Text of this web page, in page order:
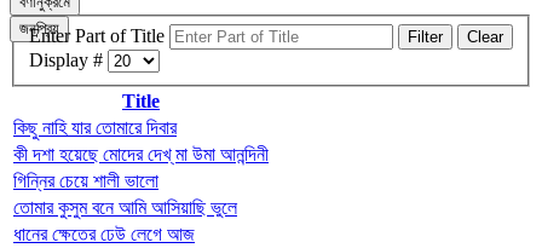
জনপ্রিয়
Enter Part of Title Filter Clear
Display #
Title
কিছু নাহি যার তোমারে দিবার
কী দশা হয়েছে মোদের দেখ্ মা উমা আনন্দিনী
গিন্নির চেয়ে শালী ভালো
তোমার কুসুম বনে আমি আসিয়াছি ভুলে
ধানের ক্ষেতের ঢেউ লেগে আজ